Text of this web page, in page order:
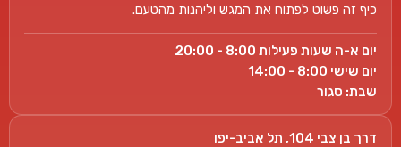
כיף זה פשוט לפתוח את המגש וליהנות מהטעם.
יום א-ה שעות פעילות 8:00 - 20:00
יום שישי 8:00 - 14:00
שבת: סגור
דרך בן צבי 104, תל אביב-יפו